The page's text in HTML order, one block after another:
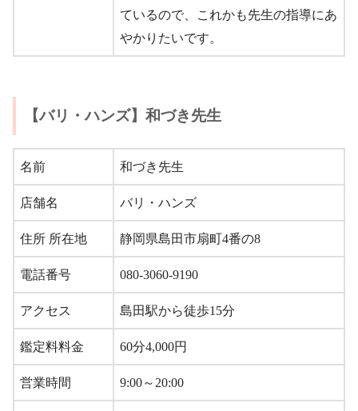
ているので、これかも先生の指導にあ
やかりたいです。
【バリ・ハンズ】和づき先生
名前 和づき先生
店舗名 バリ・ハンズ
住所 所在地 静岡県島田市扇町4番の8
電話番号 080-3060-9190
アクセス 島田駅から徒歩15分
鑑定料料金 60分4,000円
営業時間 9:00～20:00